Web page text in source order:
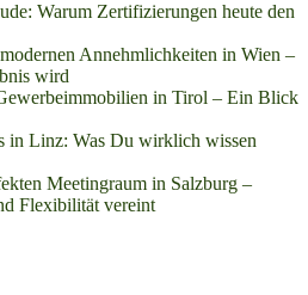
Warum Zertifizierungen heute den
Annehmlichkeiten in Wien –
wird
in Tirol – Ein Blick
in Linz: Was Du wirklich wissen
Meetingraum in Salzburg –
Flexibilität vereint